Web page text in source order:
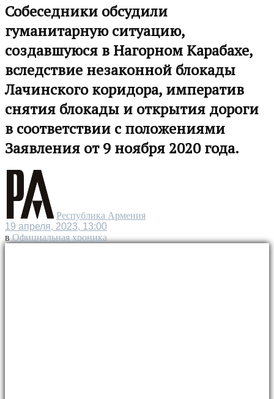
Собеседники обсудили
гуманитарную ситуацию,
создавшуюся в Нагорном Карабахе,
вследствие незаконной блокады
Лачинского коридора, императив
снятия блокады и открытия дороги
в соответствии с положениями
Заявления от 9 ноября 2020 года.
Республика Армения
19 апреля, 2023, 13:00
в Официальная хроника